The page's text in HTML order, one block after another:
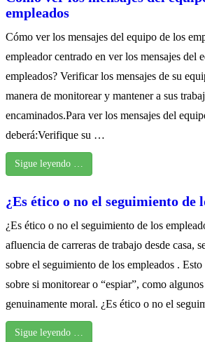
empleados
Cómo ver los mensajes del equipo de los
empleador centrado en ver los mensajes del
empleados? Verificar los mensajes de su
manera de monitorear y mantener a sus
encaminados.Para ver los mensajes del
deberá:Verifique su …
Sigue leyendo …
¿Es ético o no el seguimiento de
¿Es ético o no el seguimiento de los
afluencia de carreras de trabajo desde casa,
sobre el seguimiento de los empleados .
sobre si monitorear o “espiar”, como
genuinamente moral. ¿Es ético o no el
Sigue leyendo …